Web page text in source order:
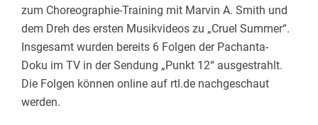
zum Choreographie-Training mit Marvin A. Smith und
dem Dreh des ersten Musikvideos zu „Cruel Summer“.
Insgesamt wurden bereits 6 Folgen der Pachanta-
Doku im TV in der Sendung „Punkt 12“ ausgestrahlt.
Die Folgen können online auf rtl.de nachgeschaut
werden.